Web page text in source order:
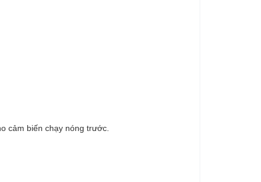
cảm biến chạy nóng trước.